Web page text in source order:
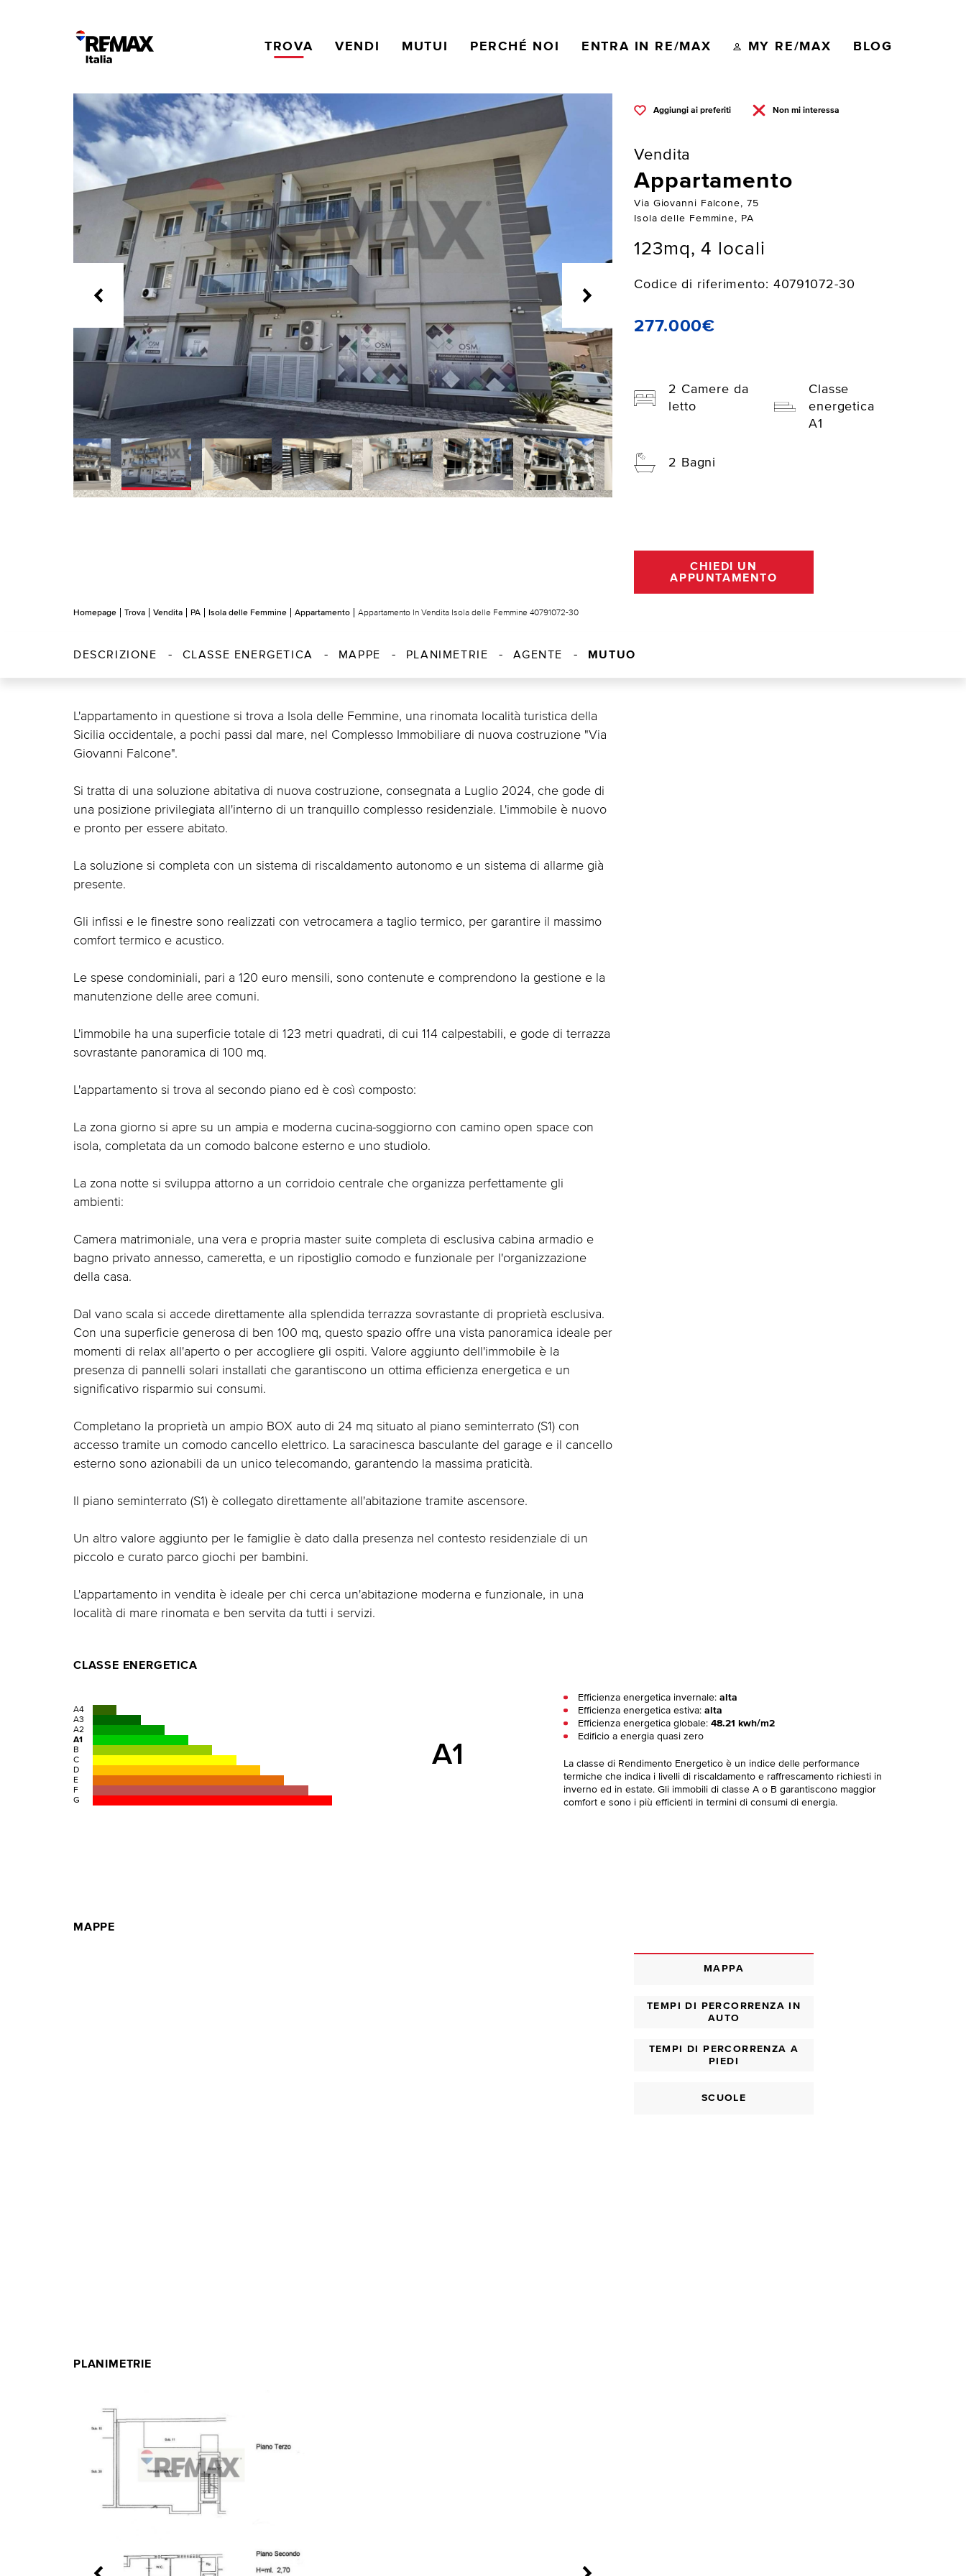
TROVA VENDI MUTUI PERCHÉ NOI ENTRA IN RE/MAX MY RE/MAX BLOG
Aggiungi ai preferiti Non mi interessa
Vendita
Appartamento
Via Giovanni Falcone, 75
Isola delle Femmine, PA
123mq, 4 locali
Codice di riferimento: 40791072-30
277.000€
2 Camere da
letto
Classe
energetica
A1
2 Bagni
CHIEDI UN
APPUNTAMENTO
Homepage Trova Vendita PA Isola delle Femmine Appartamento Appartamento In Vendita Isola delle Femmine 40791072-30
DESCRIZIONE CLASSE ENERGETICA MAPPE PLANIMETRIE AGENTE MUTUO
L'appartamento in questione si trova a Isola delle Femmine, una rinomata località turistica della
Sicilia occidentale, a pochi passi dal mare, nel Complesso Immobiliare di nuova costruzione "Via
Giovanni Falcone".
Si tratta di una soluzione abitativa di nuova costruzione, consegnata a Luglio 2024, che gode di
una posizione privilegiata all'interno di un tranquillo complesso residenziale. L'immobile è nuovo
e pronto per essere abitato.
La soluzione si completa con un sistema di riscaldamento autonomo e un sistema di allarme già
presente.
Gli infissi e le finestre sono realizzati con vetrocamera a taglio termico, per garantire il massimo
comfort termico e acustico.
Le spese condominiali, pari a 120 euro mensili, sono contenute e comprendono la gestione e la
manutenzione delle aree comuni.
L'immobile ha una superficie totale di 123 metri quadrati, di cui 114 calpestabili, e gode di terrazza
sovrastante panoramica di 100 mq.
L'appartamento si trova al secondo piano ed è così composto:
La zona giorno si apre su un ampia e moderna cucina-soggiorno con camino open space con
isola, completata da un comodo balcone esterno e uno studiolo.
La zona notte si sviluppa attorno a un corridoio centrale che organizza perfettamente gli
ambienti:
Camera matrimoniale, una vera e propria master suite completa di esclusiva cabina armadio e
bagno privato annesso, cameretta, e un ripostiglio comodo e funzionale per l'organizzazione
della casa.
Dal vano scala si accede direttamente alla splendida terrazza sovrastante di proprietà esclusiva.
Con una superficie generosa di ben 100 mq, questo spazio offre una vista panoramica ideale per
momenti di relax all'aperto o per accogliere gli ospiti. Valore aggiunto dell'immobile è la
presenza di pannelli solari installati che garantiscono un ottima efficienza energetica e un
significativo risparmio sui consumi.
Completano la proprietà un ampio BOX auto di 24 mq situato al piano seminterrato (S1) con
accesso tramite un comodo cancello elettrico. La saracinesca basculante del garage e il cancello
esterno sono azionabili da un unico telecomando, garantendo la massima praticità.
Il piano seminterrato (S1) è collegato direttamente all'abitazione tramite ascensore.
Un altro valore aggiunto per le famiglie è dato dalla presenza nel contesto residenziale di un
piccolo e curato parco giochi per bambini.
L'appartamento in vendita è ideale per chi cerca un'abitazione moderna e funzionale, in una
località di mare rinomata e ben servita da tutti i servizi.
CLASSE ENERGETICA
A4
A3
A2
A1
B
C
D
E
F
G
A1
Efficienza energetica invernale:alta
Efficienza energetica estiva:alta
Efficienza energetica globale:48.21 kwh/m2
Edificio a energia quasi zero
La classe di Rendimento Energetico è un indice delle performance
termiche che indica i livelli di riscaldamento e raffrescamento richiesti in
inverno ed in estate. Gli immobili di classe A o B garantiscono maggior
comfort e sono i più efficienti in termini di consumi di energia.
MAPPE
MAPPA
TEMPI DI PERCORRENZA IN
AUTO
TEMPI DI PERCORRENZA A
PIEDI
SCUOLE
PLANIMETRIE